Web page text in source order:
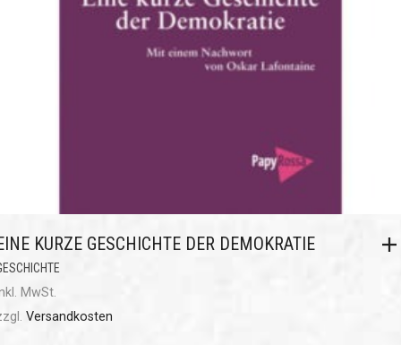
KURZE GESCHICHTE DER DEMOKRATIE
MwSt.
Versandkosten